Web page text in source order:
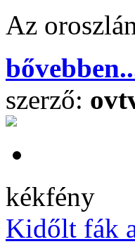
Az
szerző:
kékfény
Kidőlt fák